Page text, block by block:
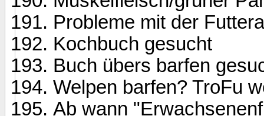
Probleme mit der
Kochbuch gesucht
Buch übers barfen
Welpen barfen? TroFu
Ab wann